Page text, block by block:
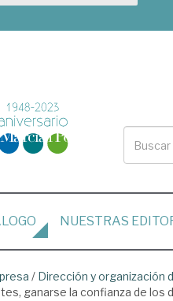
NUESTRAS
/ Dirección y organización
ganarse la confianza de los